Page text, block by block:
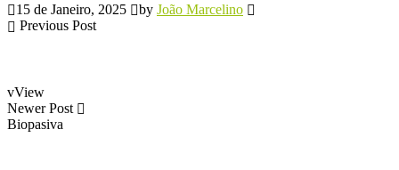
15 de Janeiro, 2025 by João Marcelino
Previous Post
vView
Newer Post
Biopasiva